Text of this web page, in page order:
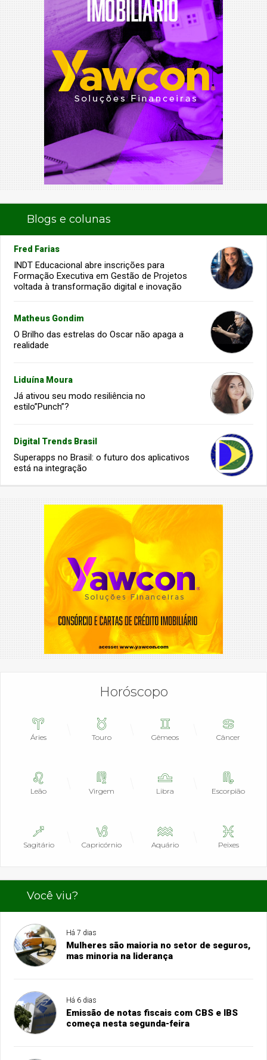
Blogs e colunas
Fred Farias
INDT Educacional abre inscrições para
Formação Executiva em Gestão de Projetos
voltada à transformação digital e inovação
Matheus Gondim
O Brilho das estrelas do Oscar não apaga a
realidade
Liduína Moura
Já ativou seu modo resiliência no
estilo”Punch”?
Digital Trends Brasil
Superapps no Brasil: o futuro dos aplicativos
está na integração
Horóscopo
Áries Touro Gêmeos Câncer
Leão Virgem Libra Escorpião
Sagitário Capricórnio Aquário Peixes
Você viu?
Há 7 dias
Mulheres são maioria no setor de seguros,
mas minoria na liderança
Há 6 dias
Emissão de notas fiscais com CBS e IBS
começa nesta segunda-feira